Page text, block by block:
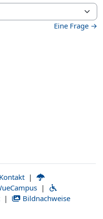
Eine Frage →
Kontakt |
|
| Bildnachweise